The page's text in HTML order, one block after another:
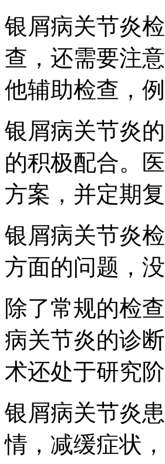
银屑病关节炎
查，还需要注
他辅助检查，
银屑病关节炎
的积极配合。
方案，并定期复
银屑病关节炎
方面的问题，
除了常规的检
病关节炎的诊
术还处于研究
银屑病关节炎
情，减缓症状